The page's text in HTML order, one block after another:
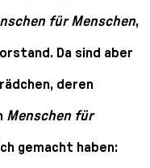
für Menschen,
Da sind aber
deren
Menschen für
gemacht haben: